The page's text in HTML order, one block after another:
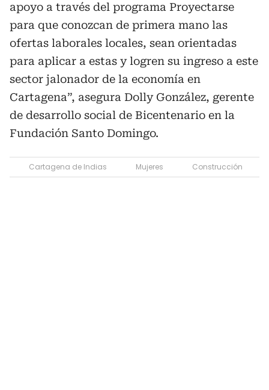
apoyo a través del programa Proyectarse
para que conozcan de primera mano las
ofertas laborales locales, sean orientadas
para aplicar a estas y logren su ingreso a este
sector jalonador de la economía en
Cartagena”, asegura Dolly González, gerente
de desarrollo social de Bicentenario en la
Fundación Santo Domingo.
Cartagena de Indias Mujeres Construcción